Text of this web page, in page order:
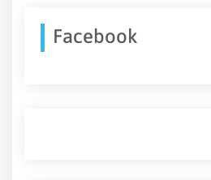
Facebook